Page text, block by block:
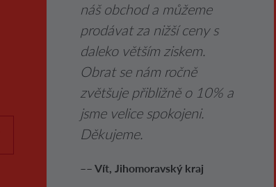
náš obchod a můžeme
prodávat za nižší ceny s
daleko větším ziskem.
Obrat se nám ročně
zvětšuje přibližně o 10% a
jsme velice spokojeni.
Děkujeme.
–– Vít, Jihomoravský kraj